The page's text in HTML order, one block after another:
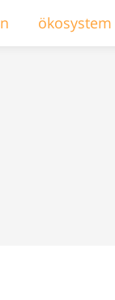
ökosystem